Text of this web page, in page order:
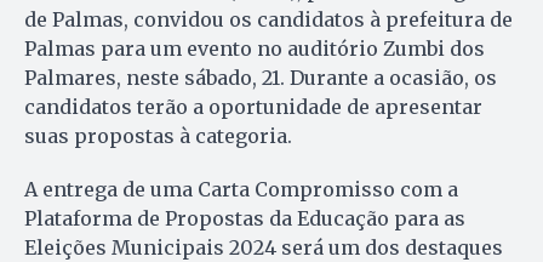
de Palmas, convidou os candidatos à prefeitura de
Palmas para um evento no auditório Zumbi dos
Palmares, neste sábado, 21. Durante a ocasião, os
candidatos terão a oportunidade de apresentar
suas propostas à categoria.
A entrega de uma Carta Compromisso com a
Plataforma de Propostas da Educação para as
Eleições Municipais 2024 será um dos destaques